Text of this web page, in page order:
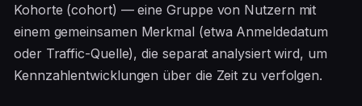
Kohorte (cohort) — eine Gruppe von Nutzern mit
einem gemeinsamen Merkmal (etwa Anmeldedatum
oder Traffic-Quelle), die separat analysiert wird, um
Kennzahlentwicklungen über die Zeit zu verfolgen.